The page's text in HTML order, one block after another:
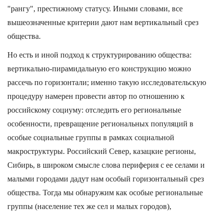
"рангу", престижному статусу. Иными словами, все
вышеозначенные критерии дают нам вертикальный срез
общества.
Но есть и иной подход к структурированию общества:
вертикально-пирамидальную его конструкцию можно
рассечь по горизонтали; именно такую исследовательскую
процедуру намерен провести автор по отношению к
российскому социуму: отследить его региональные
особенности, превращение региональных популяций в
особые социальные группы в рамках социальной
макроструктуры. Российский Север, казацкие регионы,
Сибирь, в широком смысле слова периферия с ее селами и
малыми городами дадут нам особый горизонтальный срез
общества. Тогда мы обнаружим как особые региональные
группы (население тех же сел и малых городов),